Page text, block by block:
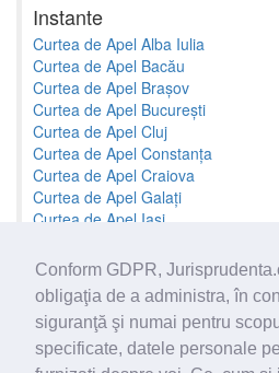
Conform GDPR,
obligaţia de a administra, în
siguranţă şi numai pentru
specificate, datele personale
Instante
Curtea de Apel Alba Iulia
Curtea de Apel Bacău
Curtea de Apel Brașov
Curtea de Apel București
Curtea de Apel Cluj
Curtea de Apel Constanța
Curtea de Apel Craiova
Curtea de Apel Galați
Curtea de Apel Iași
Toate instantele